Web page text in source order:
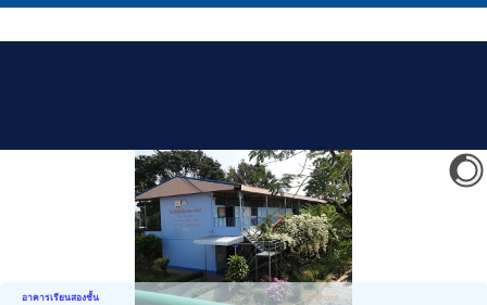
อาคารเรียนสองชั้น